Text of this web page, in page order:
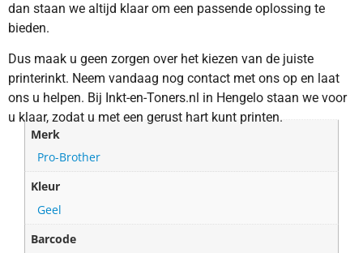
dan staan we altijd klaar om een passende oplossing te
bieden.
Dus maak u geen zorgen over het kiezen van de juiste
printerinkt. Neem vandaag nog contact met ons op en laat
ons u helpen. Bij Inkt-en-Toners.nl in Hengelo staan we voor
u klaar, zodat u met een gerust hart kunt printen.
Merk
Pro-Brother
Kleur
Geel
Barcode